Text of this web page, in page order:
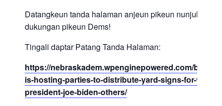
Datangkeun tanda halaman anjeun pikeun nunjukkeun
dukungan pikeun Dems!
Tingali daptar Patang Tanda Halaman:
https://nebraskadem.wpenginepowered.com/blog/
is-hosting-parties-to-distribute-yard-signs-for-vice-
president-joe-biden-others/